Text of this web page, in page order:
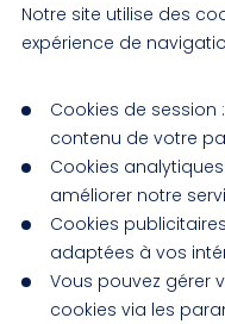
Notre site utilise des
expérience de
Cookies de session
contenu de votre
Cookies
améliorer notre
Cookies
adaptées à vos
Vous pouvez gérer
cookies via les